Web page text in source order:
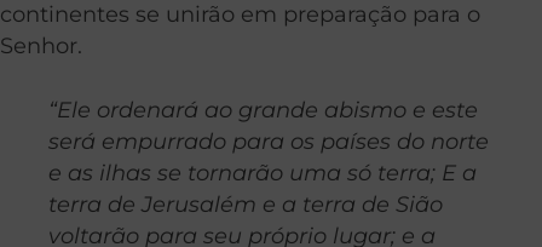
continentes se unirão em preparação para o
Senhor.
“Ele ordenará ao grande abismo e este
será empurrado para os países do norte
e as ilhas se tornarão uma só terra; E a
terra de Jerusalém e a terra de Sião
voltarão para seu próprio lugar; e a